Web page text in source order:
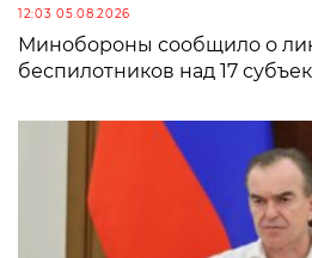
12:03 05.08.2026
Минобороны сообщило о
беспилотников над 17